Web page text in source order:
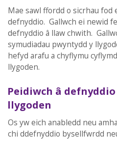
Mae sawl ffordd o sicrhau fod
defnyddio. Gallwch ei newid
defnyddio â llaw chwith.
symudiadau pwyntydd y
hefyd arafu a chyflymu
llygoden.
Peidiwch â
llygoden
Os yw eich anabledd neu
chi ddefnyddio bysellfwrdd